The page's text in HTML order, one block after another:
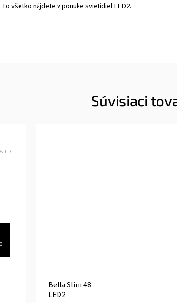
všetko nájdete v ponuke svietidiel LED2.
Súvisiaci
Bella Slim 48
LED2